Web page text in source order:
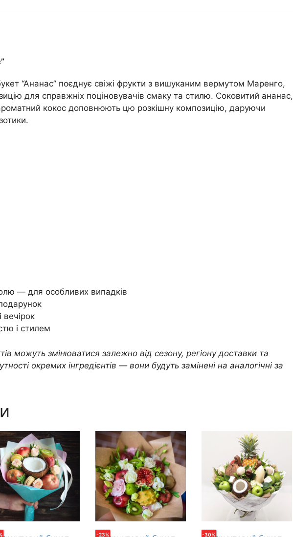
“Ананас” поєднує свіжі фрукти з вишуканим вермутом Маренго,
для справжніх поціновувачів смаку та стилю. Соковитий ананас,
кокос доповнюють цю розкішну композицію, даруючи
— для особливих випадків
вечірок
і стилем
можуть змінюватися залежно від сезону, регіону доставки та
окремих інгредієнтів — вони будуть замінені на аналогічні за
-23% -30%